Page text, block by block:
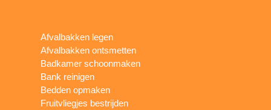
Afvalbakken legen
Afvalbakken ontsmetten
Badkamer schoonmaken
Bank reinigen
Bedden opmaken
Fruitvliegjes bestrijden